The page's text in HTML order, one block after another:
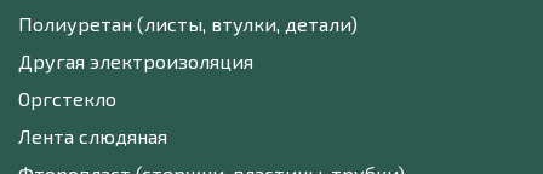
Полиуретан (листы, втулки, детали)
Другая электроизоляция
Оргстекло
Лента слюдяная